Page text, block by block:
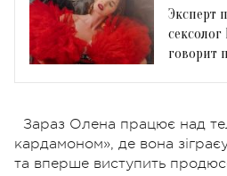
Эксперт
говорит
Зараз Олена працює над
кардамоном», де вона
та вперше виступить